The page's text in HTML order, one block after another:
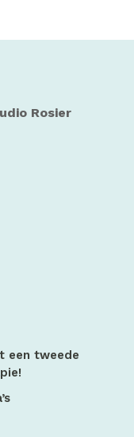
Rosier
een tweede